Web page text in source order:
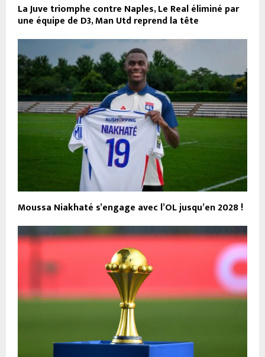
La Juve triomphe contre Naples, Le Real éliminé par
une équipe de D3, Man Utd reprend la tête
Moussa Niakhaté s’engage avec l’OL jusqu’en 2028 !